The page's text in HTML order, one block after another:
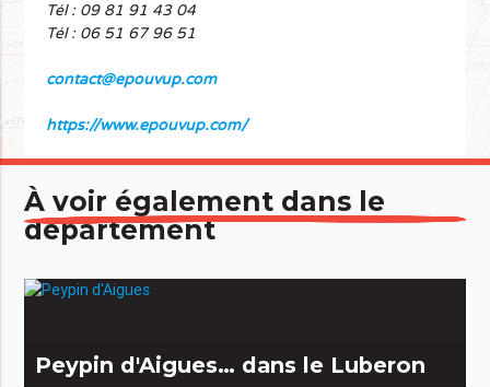
Tél : 09 81 91 43 04
Tél : 06 51 67 96 51
contact@epouvup.com
https://www.epouvup.com/
À voir également dans le
département
Peypin d'Aigues… dans le Luberon